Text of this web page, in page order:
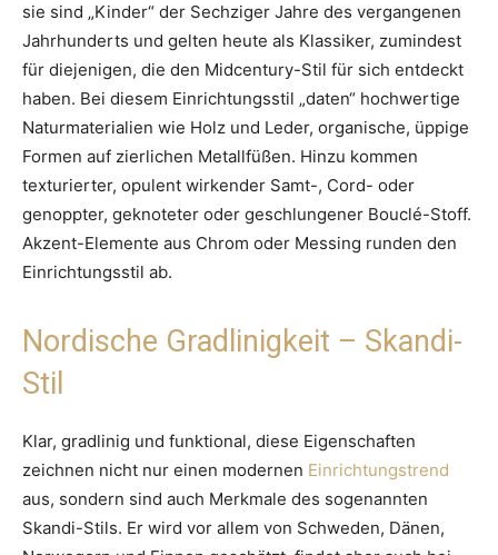
sie sind „Kinder“ der Sechziger Jahre des vergangenen
Jahrhunderts und gelten heute als Klassiker, zumindest
für diejenigen, die den Midcentury-Stil für sich entdeckt
haben. Bei diesem Einrichtungsstil „daten“ hochwertige
Naturmaterialien wie Holz und Leder, organische, üppige
Formen auf zierlichen Metallfüßen. Hinzu kommen
texturierter, opulent wirkender Samt-, Cord- oder
genoppter, geknoteter oder geschlungener Bouclé-Stoff.
Akzent-Elemente aus Chrom oder Messing runden den
Einrichtungsstil ab.
Nordische Gradlinigkeit – Skandi-
Stil
Klar, gradlinig und funktional, diese Eigenschaften
zeichnen nicht nur einen modernen Einrichtungstrend
aus, sondern sind auch Merkmale des sogenannten
Skandi-Stils. Er wird vor allem von Schweden, Dänen,